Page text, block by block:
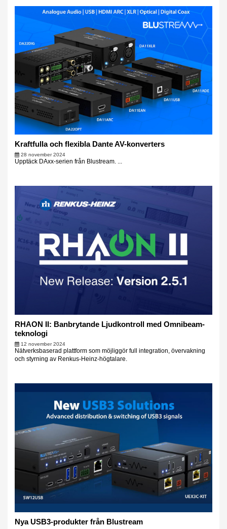
Kraftfulla och flexibla Dante AV-konverters
28 november 2024
Upptäck DAxx-serien från Blustream. ...
RHAON II: Banbrytande Ljudkontroll med Omnibeam-
teknologi
12 november 2024
Nätverksbaserad plattform som möjliggör full integration, övervakning
och styrning av Renkus-Heinz-högtalare.
Nya USB3-produkter från Blustream